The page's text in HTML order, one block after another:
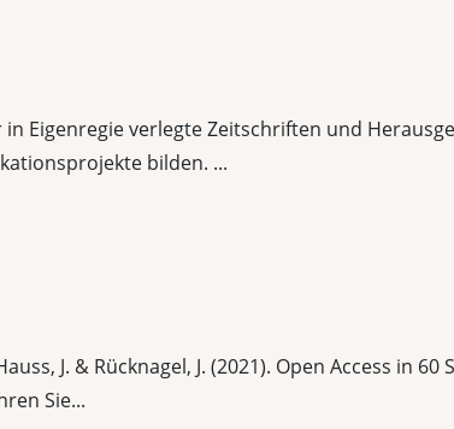
Eigenregie verlegte Zeitschriften und
bilden. ...
J. & Rücknagel, J. (2021). Open Access in
Sie...